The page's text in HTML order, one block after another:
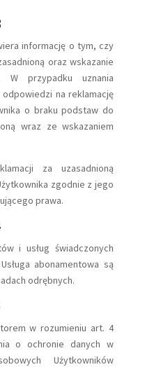
informację o tym, czy
oraz wskazanie
W przypadku uznania
na reklamację
o braku podstaw do
wraz ze wskazaniem
za uzasadnioną
zgodnie z jego
prawa.
i usług świadczonych
abonamentowa są
odrębnych.
w rozumieniu art. 4
o ochronie danych w
Użytkowników